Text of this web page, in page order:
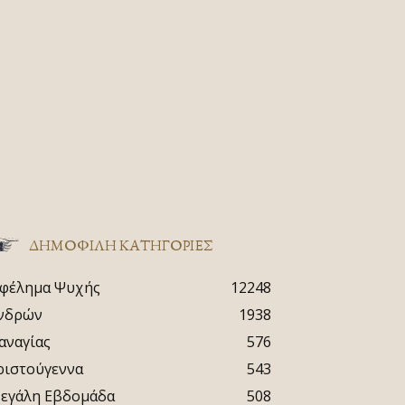
ΔΗΜΟΦΙΛΗ ΚΑΤΗΓΟΡΙΕΣ
Ψυχής
12248
1938
576
543
Εβδομάδα
508